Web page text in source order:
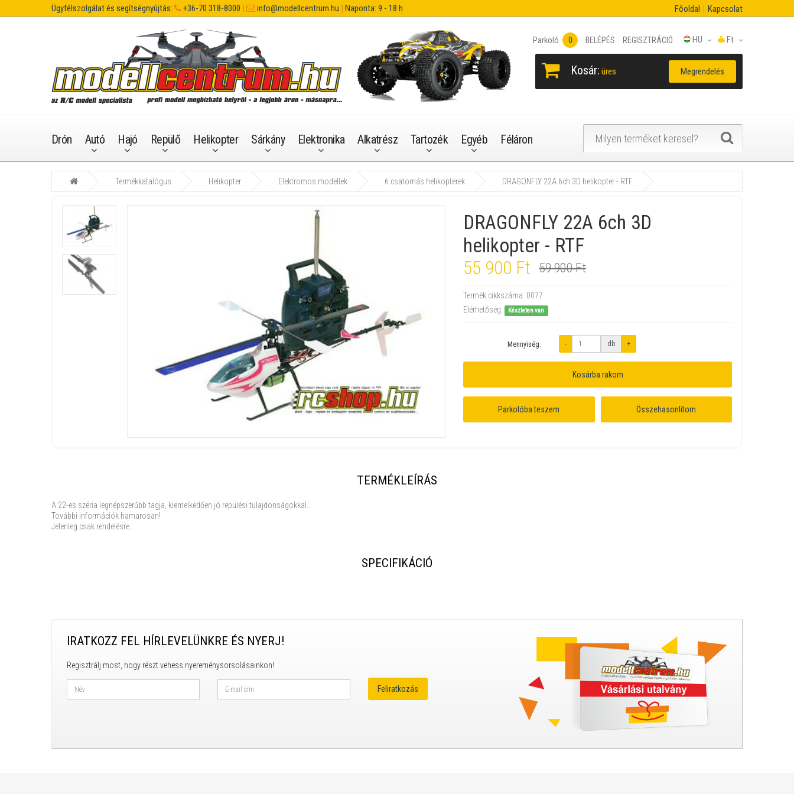
Ügyfélszolgálat és segítségnyújtás: +36-70 318-8000 | info@modellcentrum.hu | Naponta: 9 - 18 h Főoldal Kapcsolat
Ft
HU
Parkoló 0 BELÉPÉS REGISZTRÁCIÓ
Kosár: üres Megrendelés
Drón Autó Hajó Repülő Helikopter Sárkány Elektronika Alkatrész Tartozék Egyéb Féláron
Termékkatalógus Helikopter Elektromos modellek 6 csatornás helikopterek DRAGONFLY 22A 6ch 3D helikopter - RTF
DRAGONFLY 22A 6ch 3D
helikopter - RTF
55 900 Ft 59 900 Ft
Termék cikkszáma: 0077
Elérhetőség:
Készleten van
Mennyiség: - db +
Kosárba rakom
Parkolóba teszem Összehasonlítom
TERMÉKLEÍRÁS
A 22-es széria legnépszerűbb tagja, kiemelkedően jó repülési tulajdonságokkal...
További információk hamarosan!
Jelenleg csak rendelésre...
SPECIFIKÁCIÓ
IRATKOZZ FEL HÍRLEVELÜNKRE ÉS NYERJ!
Regisztrálj most, hogy részt vehess nyereménysorsolásainkon!